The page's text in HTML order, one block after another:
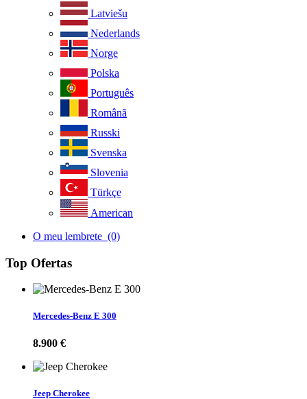
Latviešu
Nederlands
Norge
Polska
Português
Românã
Russki
Svenska
Slovenia
Türkçe
American
O meu lembrete (0)
Top Ofertas
Mercedes-Benz E 300
8.900 €
Jeep Cherokee